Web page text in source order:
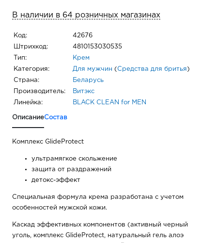
В наличии в 64 розничных магазинах
Код: 42676
Штрихкод: 4810153030535
Тип: Крем
Категория: Для мужчин ( Средства для бритья )
Страна: Беларусь
Производитель: Витэкс
Линейка: BLACK CLEAN for MEN
ОписаниеСостав
Комплекс GlideProtect
ультрамягкое скольжение
защита от раздражений
детокс-эффект
Специальная формула крема разработана с учетом
особенностей мужской кожи.
Каскад эффективных компонентов (активный черный
уголь, комплекс GlideProtect, натуральный гель алоэ